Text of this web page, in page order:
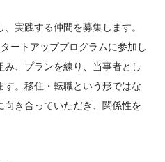
実践する仲間を募集します。
ートアッププログラムに参加し
、プランを練り、当事者とし
。移住・転職という形ではな
向き合っていただき、関係性を